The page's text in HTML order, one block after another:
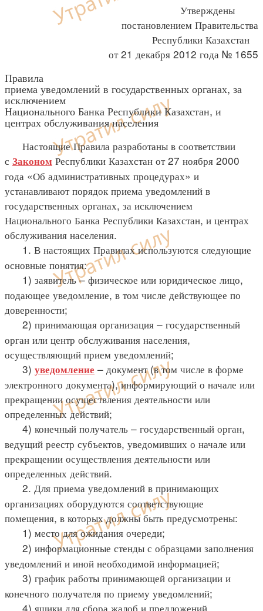
Утверждены
постановлением Правительства
Республики Казахстан
от 21 декабря 2012 года № 1655
Правила
приема уведомлений в государственных органах, за
исключением
Национального Банка Республики Казахстан, и
центрах обслуживания населения
Настоящие Правила разработаны в соответствии
с Законом Республики Казахстан от 27 ноября 2000
года «Об административных процедурах» и
устанавливают порядок приема уведомлений в
государственных органах, за исключением
Национального Банка Республики Казахстан, и центрах
обслуживания населения.
1. В настоящих Правилах используются следующие
основные понятия:
1) заявитель – физическое или юридическое лицо,
подающее уведомление, в том числе действующее по
доверенности;
2) принимающая организация – государственный
орган или центр обслуживания населения,
осуществляющий прием уведомлений;
3) уведомление – документ (в том числе в форме
электронного документа), информирующий о начале или
прекращении осуществления деятельности или
определенных действий;
4) конечный получатель – государственный орган,
ведущий реестр субъектов, уведомивших о начале или
прекращении осуществления деятельности или
определенных действий.
2. Для приема уведомлений в принимающих
организациях оборудуются соответствующие
помещения, в которых должны быть предусмотрены:
1) место для ожидания очереди;
2) информационные стенды с образцами заполнения
уведомлений и иной необходимой информацией;
3) график работы принимающей организации и
конечного получателя по приему уведомлений;
4) ящики для сбора жалоб и предложений.